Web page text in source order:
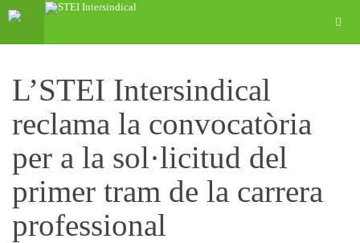
L’STEI Intersindical
reclama la convocatòria
per a la sol·licitud del
primer tram de la carrera
professional